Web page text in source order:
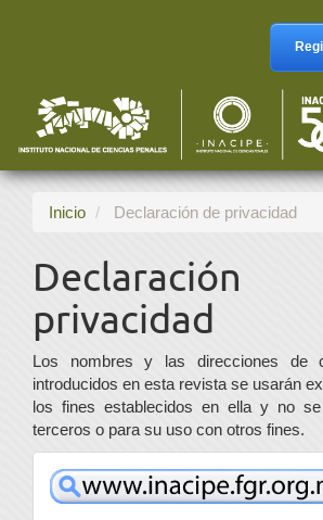
Barra
lateral
Inicio Declaración de privacidad
privacidad
Los nombres y las direcciones de
introducidos en esta revista se usarán
los fines establecidos en ella y no se
terceros o para su uso con otros fines.
www